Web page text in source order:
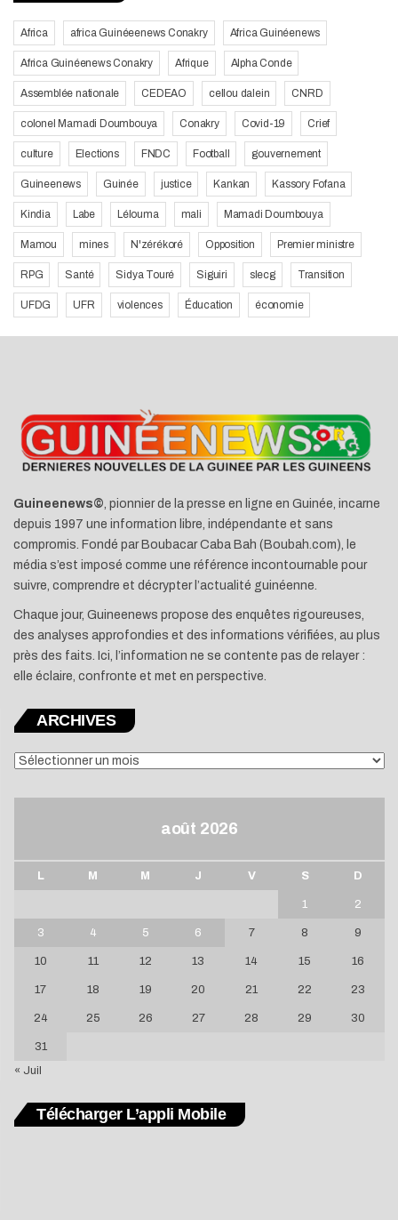
Africa africa Guinéeenews Conakry Africa Guinéenews
Africa Guinéenews Conakry Afrique Alpha Conde
Assemblée nationale CEDEAO cellou dalein CNRD
colonel Mamadi Doumbouya Conakry Covid-19 Crief
culture Elections FNDC Football gouvernement
Guineenews Guinée justice Kankan Kassory Fofana
Kindia Labe Lélouma mali Mamadi Doumbouya
Mamou mines N'zérékoré Opposition Premier ministre
RPG Santé Sidya Touré Siguiri slecg Transition
UFDG UFR violences Éducation économie
Guineenews©, pionnier de la presse en ligne en Guinée, incarne
depuis 1997 une information libre, indépendante et sans
compromis. Fondé par Boubacar Caba Bah (Boubah.com), le
média s’est imposé comme une référence incontournable pour
suivre, comprendre et décrypter l’actualité guinéenne.
Chaque jour, Guineenews propose des enquêtes rigoureuses,
des analyses approfondies et des informations vérifiées, au plus
près des faits. Ici, l’information ne se contente pas de relayer :
elle éclaire, confronte et met en perspective.
ARCHIVES
ARCHIVES
août 2026
L M M J V S D
1 2
3 4 5 6 7 8 9
10 11 12 13 14 15 16
17 18 19 20 21 22 23
24 25 26 27 28 29 30
31
« Juil
Télécharger L’appli Mobile